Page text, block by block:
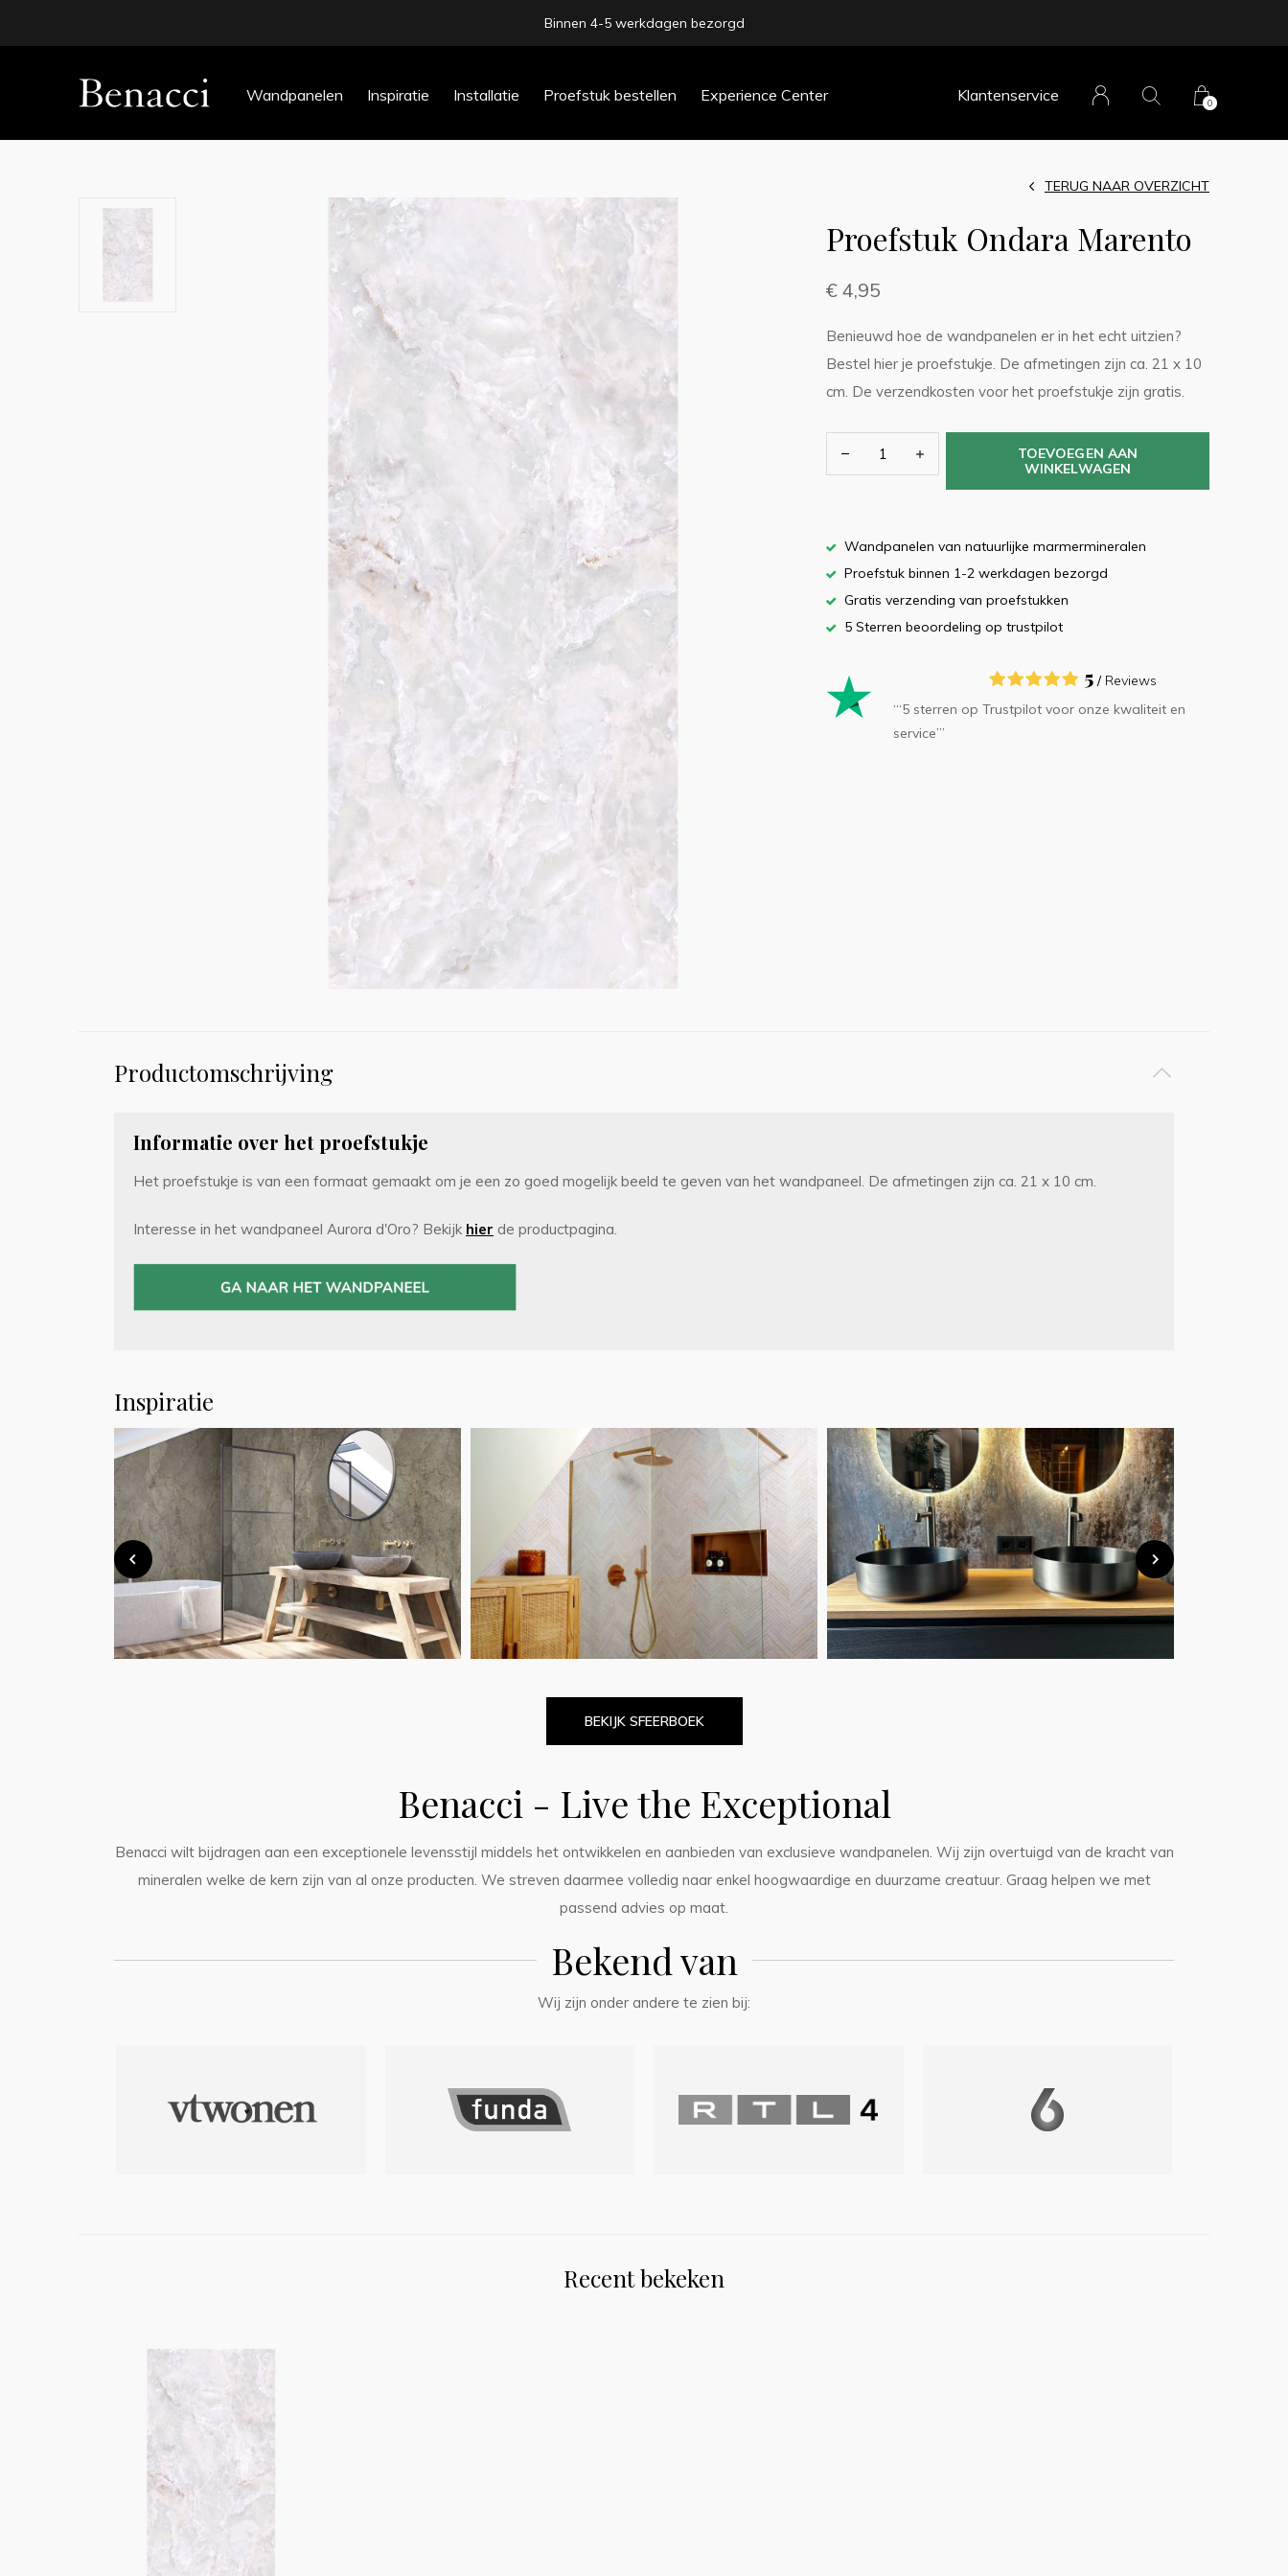
Wandpanelen Inspiratie Installatie Proefstuk bestellen Experience Center Klantenservice 0
Binnen 4-5 werkdagen bezorgd
Proefstuk Ondara Marento
TERUG NAAR OVERZICHT
€ 4,95
Benieuwd hoe de wandpanelen er in het echt uitzien?
Bestel hier je proefstukje. De afmetingen zijn ca. 21 x 10
cm. De verzendkosten voor het proefstukje zijn gratis.
TOEVOEGEN AAN
WINKELWAGEN
Wandpanelen van natuurlijke marmermineralen
Proefstuk binnen 1-2 werkdagen bezorgd
Gratis verzending van proefstukken
5 Sterren beoordeling op trustpilot
5 / Reviews
‘“5 sterren op Trustpilot voor onze kwaliteit en
service”’
Productomschrijving
Informatie over het proefstukje
Het proefstukje is van een formaat gemaakt om je een zo goed mogelijk beeld te geven van het wandpaneel. De afmetingen zijn ca. 21 x 10 cm.
Interesse in het wandpaneel Aurora d'Oro? Bekijk hier de productpagina.
Inspiratie
BEKIJK SFEERBOEK
Benacci - Live the Exceptional
Benacci wilt bijdragen aan een exceptionele levensstijl middels het ontwikkelen en aanbieden van exclusieve wandpanelen. Wij zijn overtuigd van de kracht van
mineralen welke de kern zijn van al onze producten. We streven daarmee volledig naar enkel hoogwaardige en duurzame creatuur. Graag helpen we met
passend advies op maat.
Bekend van
Wij zijn onder andere te zien bij:
Recent bekeken